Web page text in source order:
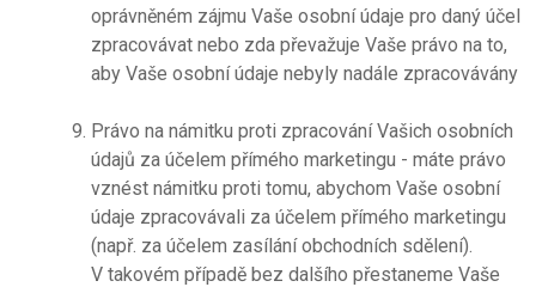
oprávněném zájmu Vaše osobní údaje pro daný účel
zpracovávat nebo zda převažuje Vaše právo na to,
aby Vaše osobní údaje nebyly nadále zpracovávány
Právo na námitku proti zpracování Vašich osobních
údajů za účelem přímého marketingu - máte právo
vznést námitku proti tomu, abychom Vaše osobní
údaje zpracovávali za účelem přímého marketingu
(např. za účelem zasílání obchodních sdělení).
V takovém případě bez dalšího přestaneme Vaše